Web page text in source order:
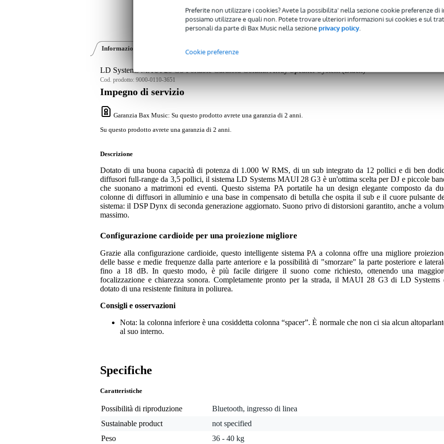
Preferite non utilizzare i cookies? Avete la possibilita' nella sezione cookie preferenze di
possiamo utilizzare e quali non. Potete trovare ulteriori informazioni sui cookies e sul
personali da parte di Bax Music nella sezioneprivacy policy.
Cookie preferenze
Informazioni sul prodotto Video (3)
LD Systems MAUI 28 G3 Portable Cardioid Column Array Speaker System (Black)
Cod. prodotto: 9000-0110-3651
Impegno di servizio
Garanzia Bax Music: Su questo prodotto avrete una garanzia di 2 anni.
Su questo prodotto avrete una garanzia di 2 anni.
Descrizione
Dotato di una buona capacità di potenza di 1.000 W RMS, di un sub integrato da 12 pollici e di ben
diffusori full-range da 3,5 pollici, il sistema LD Systems MAUI 28 G3 è un'ottima scelta per DJ e piccole
che suonano a matrimoni ed eventi. Questo sistema PA portatile ha un design elegante composto da
colonne di diffusori in alluminio e una base in compensato di betulla che ospita il sub e il cuore pulsante
sistema: il DSP Dynx di seconda generazione aggiornato. Suono privo di distorsioni garantito, anche a
massimo.
Configurazione cardioide per una proiezione migliore
Grazie alla configurazione cardioide, questo intelligente sistema PA a colonna offre una migliore
delle basse e medie frequenze dalla parte anteriore e la possibilità di "smorzare" la parte posteriore e
fino a 18 dB. In questo modo, è più facile dirigere il suono come richiesto, ottenendo una
focalizzazione e chiarezza sonora. Completamente pronto per la strada, il MAUI 28 G3 di LD Systems
dotato di una resistente finitura in poliurea.
Consigli e osservazioni
Nota: la colonna inferiore è una cosiddetta colonna “spacer”. È normale che non ci sia alcun
al suo interno.
Specifiche
Caratteristiche
Possibilità di riproduzione
Bluetooth, ingresso di linea
Sustainable product
not specified
Peso
36 - 40 kg